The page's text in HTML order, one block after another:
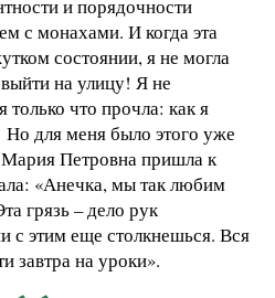
и порядочности
с монахами. И когда эта
состоянии, я не могла
на улицу! Я не
только что прочла: как я
для меня было этого уже
Мария Петровна пришла к
«Анечка, мы так любим
грязь – дело рук
с этим еще столкнешься. Вся
завтра на уроки».